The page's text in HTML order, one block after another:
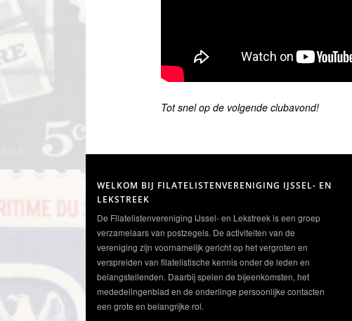
Tot snel op de volgende clubavond!
WELKOM BIJ FILATELISTENVERENIGING IJSSEL- EN
LEKSTREEK
De Filatelistenvereniging IJssel- en Lekstreek is een groep
verzamelaars van postzegels. De activiteiten van de
vereniging zijn voornamelijk gericht op het vergroten en
verspreiden van filatelistische kennis onder de leden en
belangstellenden. Daarbij spelen de bijeenkomsten, het
mededelingenblad en de onderlinge persoonlijke contacten
een grote en belangrijke rol.